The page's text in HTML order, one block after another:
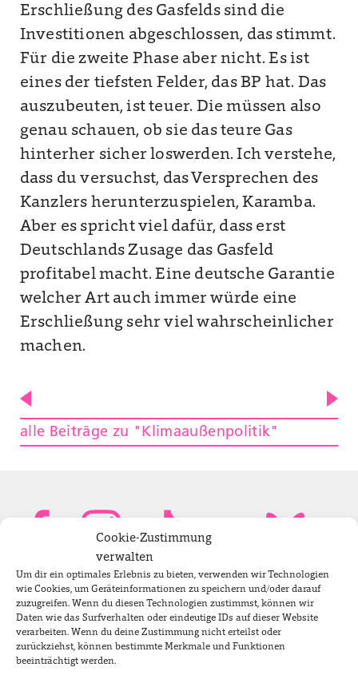
Cookie-Zustimmung
verwalten
Um dir ein optimales Erlebnis zu bieten, verwenden wir Technologien
wie Cookies, um Geräteinformationen zu speichern und/oder darauf
zuzugreifen. Wenn du diesen Technologien zustimmst, können wir
Daten wie das Surfverhalten oder eindeutige IDs auf dieser Website
verarbeiten. Wenn du deine Zustimmung nicht erteilst oder
zurückziehst, können bestimmte Merkmale und Funktionen
beeinträchtigt werden.
Erschließung des Gasfelds sind die
Investitionen abgeschlossen, das stimmt.
Für die zweite Phase aber nicht. Es ist
eines der tiefsten Felder, das BP hat. Das
auszubeuten, ist teuer. Die müssen also
genau schauen, ob sie das teure Gas
hinterher sicher loswerden. Ich verstehe,
dass du versuchst, das Versprechen des
Kanzlers herunterzuspielen, Karamba.
Aber es spricht viel dafür, dass erst
Deutschlands Zusage das Gasfeld
profitabel macht. Eine deutsche Garantie
welcher Art auch immer würde eine
Erschließung sehr viel wahrscheinlicher
machen.
alle Beiträge zu "Klimaaußenpolitik"
Bundestagsabgeordnete
Newsletter